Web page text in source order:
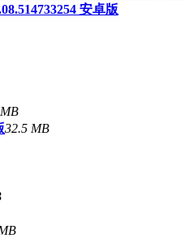
安卓版
32.5 MB